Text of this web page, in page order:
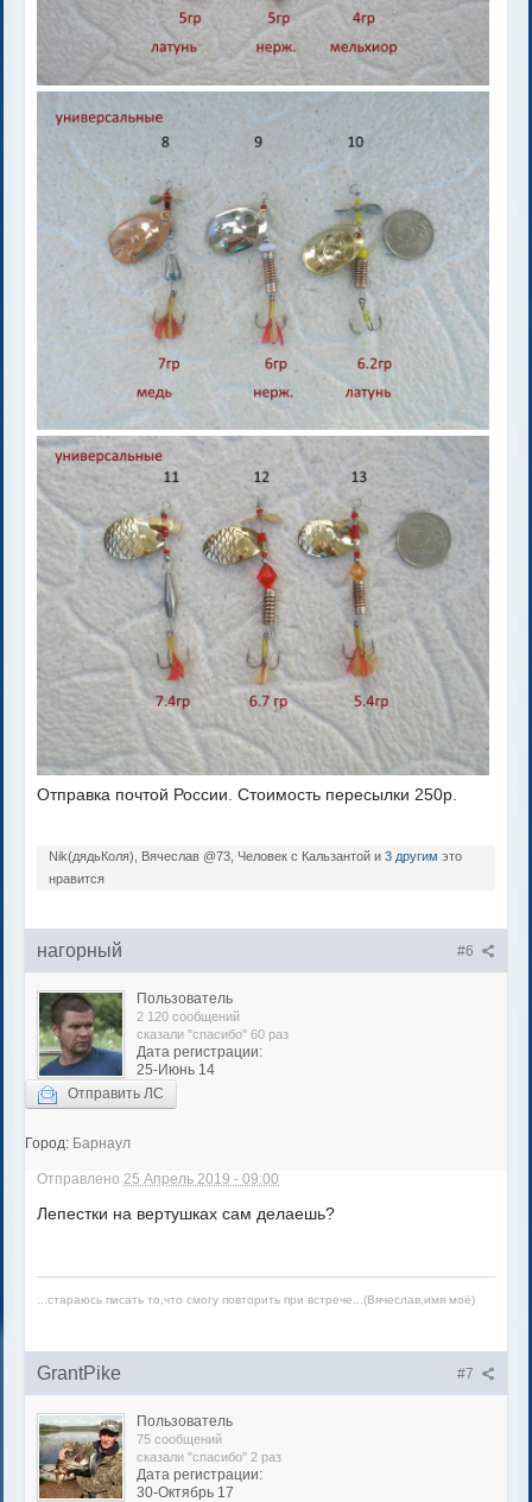
Отправка почтой России. Стоимость пересылки 250р.
Nik(дядьКоля), Вячеслав @73, Человек с Кальзантой и3 другим это
нравится
#6
нагорный
Пользователь
2 120 сообщений
сказали "спасибо" 60 раз
Дата регистрации:
25-Июнь 14
Отправить ЛС
Город: Барнаул
Отправлено25 Апрель 2019 - 09:00
Лепестки на вертушках сам делаешь?
...стараюсь писать то,что смогу повторить при встрече...(Вячеслав,имя моё)
#7
GrantPike
Пользователь
75 сообщений
сказали "спасибо" 2 раз
Дата регистрации:
30-Октябрь 17